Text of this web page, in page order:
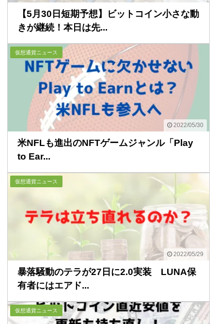
【5月30日短期予想】ビットコイン小さな動
きが継続！本日は先...
2022/05/30
仮想通貨ニュース
米NFLも進出のNFTゲームジャンル「Play
to Ear...
2022/05/29
仮想通貨ニュース
暴落騒動のテラが27日に2.0実装 LUNA保
有者にはエアド...
仮想通貨ニュース